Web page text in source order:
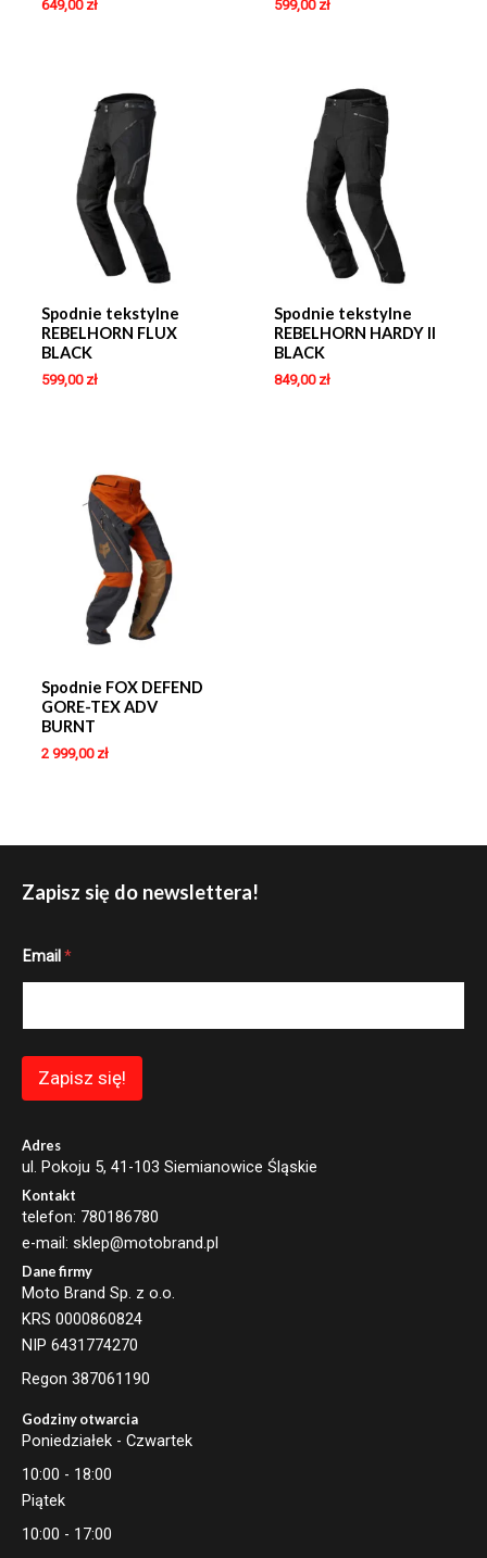
649,00 zł 599,00 zł
Spodnie tekstylne
REBELHORN FLUX
BLACK
599,00 zł
Spodnie tekstylne
REBELHORN HARDY II
BLACK
849,00 zł
Spodnie FOX DEFEND
GORE-TEX ADV
BURNT
2 999,00 zł
Zapisz się do newslettera!
*Email *
Zapisz się!
Adres
ul. Pokoju 5, 41-103 Siemianowice Śląskie
Kontakt
telefon: 780186780
e-mail: sklep@motobrand.pl
Dane firmy
Moto Brand Sp. z o.o.
KRS 0000860824
NIP 6431774270
Regon 387061190
Godziny otwarcia
Poniedziałek - Czwartek
10:00 - 18:00
Piątek
10:00 - 17:00